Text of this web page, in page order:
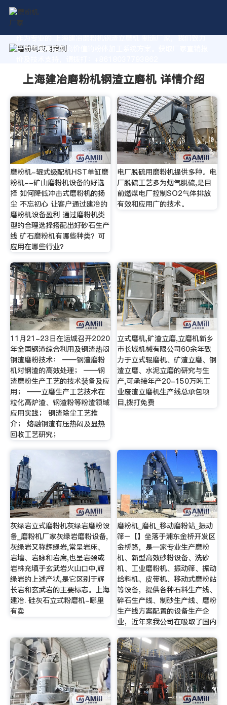
作为专业的 上海建冶磨粉机钢渣立磨机 制造厂家，我们致力
于为您量身定制高价值的粉体加工系统方案。获取厂家直销报
上海建冶磨粉机钢渣立磨机 详情介绍
磨粉机-辊式级配机HST单缸磨
粉机--矿山磨粉机设备的好选
择 如何降低冲击式磨粉机的扬
尘 不忘初心 让客户通过建冶的
磨粉机设备盈利 通过磨粉机类
型的合理选择搭配出好砂石生产
线 矿石磨粉机有哪些种类？可
应用在哪些行业？
电厂脱硫用磨粉机提供多种。电
厂脱硫工艺多为烟气脱硫,是目
前燃煤电厂控制SO2气体排放
有效和应用广的技术。
11月21-23日在运城召开2020
年全国钢渣综合利用及钢渣热闷
钢渣磨粉技术： ——钢渣磨粉
机对钢渣的高效处理； ——钢
渣磨粉生产工艺的技术装备及应
用； ——立磨生产工艺技术在
粒化高炉渣、钢渣粉等粉渣领域
应用实践； 钢渣除尘工艺推
介； 熔融钢渣有压热闷及显热
回收工艺研究；
立式磨机,矿渣立磨,立磨机新乡
市长城机械有限公司60余年致
力于立式辊磨机、矿渣立磨、钢
渣立磨、水泥立磨的研究与生
产,可承接年产20-150万吨工
业废渣立磨机生产线总承包项
目,拨打免费
灰绿岩立式磨粉机灰绿岩磨粉设
备_磨粉机厂家灰绿岩磨粉设备,
灰绿岩又称辉绿岩,常呈岩床、
岩墙、岩脉和岩席,也呈岩颈或
岩株充填于玄武岩火山口中,辉
绿岩的上述产状,是它区别于辉
长岩和玄武岩的主要标志。上海
建冶. 硅灰石立式粉磨机-哪里
有卖
磨粉机_磨机_移动磨粉站_振动
筛–【】坐落于浦东金桥开发区
金桥路，是一家专业生产磨粉
机、新型高效砂粉设备、洗砂
机、工业磨粉机、振动筛、振动
给料机、皮带机、移动式磨粉站
等设备，提供各种石料生产线、
碎石生产线、制砂生产线、磨粉
生产线方案配置的设备生产企
业，近年来我公司在吸取了国内